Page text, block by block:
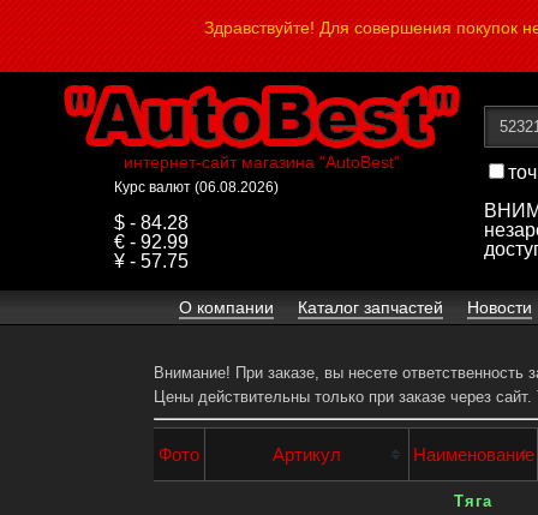
Здравствуйте! Для совершения покупок
интернет-сайт магазина "AutoBest"
Курс валют (06.08.2026)
$ - 84.28
€ - 92.99
¥ - 57.75
О компании Каталог запчастей Новости
Внимание! При заказе, вы несете ответственность
Цены действительны только при заказе через сайт.
Фото Артикул Наименование
Тяга